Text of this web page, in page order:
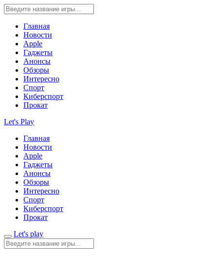
Главная
Новости
Apple
Гаджеты
Анонсы
Обзоры
Интересно
Спорт
Киберспорт
Прокат
Let's Play
Главная
Новости
Apple
Гаджеты
Анонсы
Обзоры
Интересно
Спорт
Киберспорт
Прокат
Let's play